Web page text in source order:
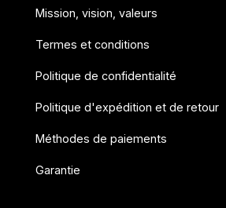
Mission, vision, valeurs
Termes et conditions
Politique de confidentialité
Politique d'expédition et de retour
Méthodes de paiements
Garantie